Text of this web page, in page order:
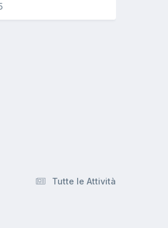
Tutte le Attività